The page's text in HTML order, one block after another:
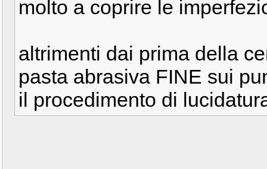
molto a coprire le
altrimenti dai prima della
pasta abrasiva FINE sui
il procedimento di